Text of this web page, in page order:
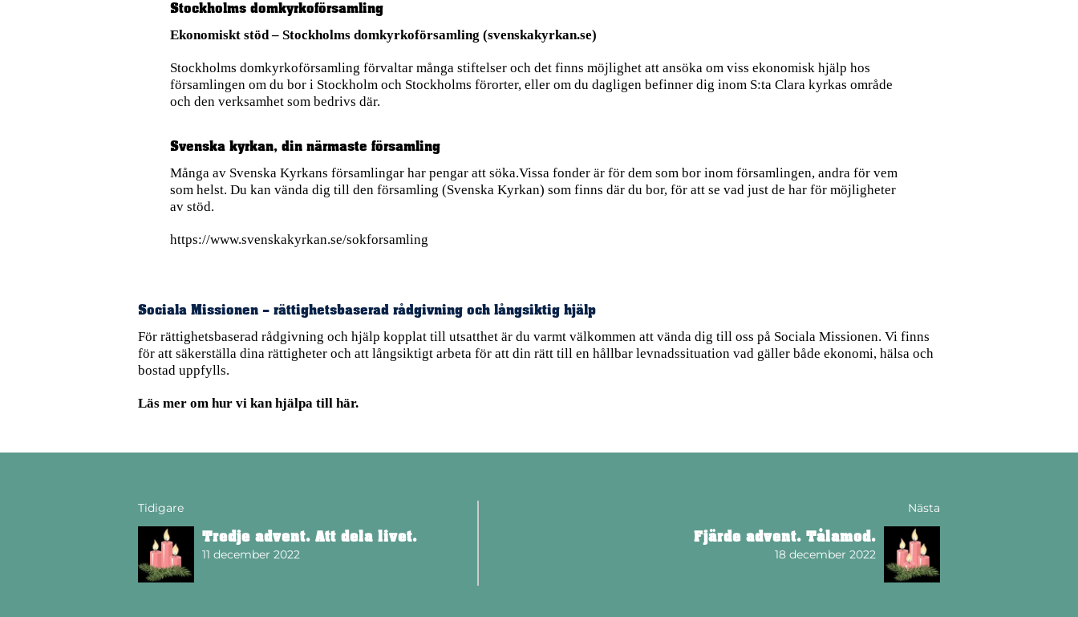
Stockholms domkyrkoförsamling
Ekonomiskt stöd – Stockholms domkyrkoförsamling (svenskakyrkan.se)
Stockholms domkyrkoförsamling förvaltar många stiftelser och det finns möjlighet att ansöka om viss ekonomisk hjälp hos
församlingen om du bor i Stockholm och Stockholms förorter, eller om du dagligen befinner dig inom S:ta Clara kyrkas område
och den verksamhet som bedrivs där.
Svenska kyrkan, din närmaste församling
Många av Svenska Kyrkans församlingar har pengar att söka.Vissa fonder är för dem som bor inom församlingen, andra för vem
som helst. Du kan vända dig till den församling (Svenska Kyrkan) som finns där du bor, för att se vad just de har för möjligheter
av stöd.
https://www.svenskakyrkan.se/sokforsamling
Sociala Missionen – rättighetsbaserad rådgivning och långsiktig hjälp
För rättighetsbaserad rådgivning och hjälp kopplat till utsatthet är du varmt välkommen att vända dig till oss på Sociala Missionen. Vi finns
för att säkerställa dina rättigheter och att långsiktigt arbeta för att din rätt till en hållbar levnadssituation vad gäller både ekonomi, hälsa och
bostad uppfylls.
Läs mer om hur vi kan hjälpa till här.
Tidigare
Tredje advent. Att dela livet.
11 december 2022
Nästa
Fjärde advent. Tålamod.
18 december 2022